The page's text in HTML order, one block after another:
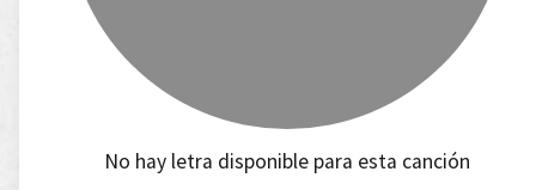
No hay letra disponible para esta canción